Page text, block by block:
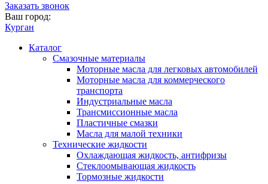
Заказать звонок
Ваш город:
Курган
Каталог
Смазочные материалы
Моторные масла для легковых автомобилей
Моторные масла для коммерческого
транспорта
Индустриальные масла
Трансмиссионные масла
Пластичные смазки
Масла для малой техники
Технические жидкости
Охлаждающая жидкость, антифризы
Стеклоомывающая жидкость
Тормозные жидкости